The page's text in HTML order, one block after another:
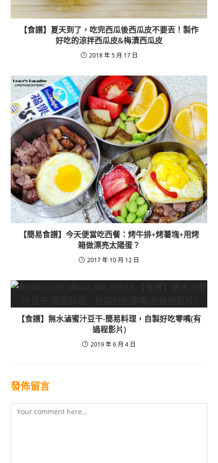
【食譜】夏天到了，吃完西瓜後西瓜皮不要丟！製作
好吃的涼拌西瓜皮&梅漬西瓜皮
2018 年 5 月 17 日
【簡易食譜】今天便當吃西餐：烤牛排+烤薯塊+用烤
箱做漂亮太陽蛋？
2017 年 10 月 12 日
【食譜】無水滷蜜汁豆干-簡易料理，自製好吃零嘴(有
過程影片)
2019 年 6 月 4 日
發佈留言
Comment